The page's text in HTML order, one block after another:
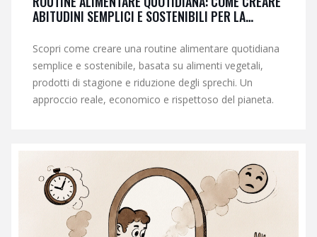
ABITUDINI SEMPLICI E SOSTENIBILI PER LA
Scopri come creare una routine alimentare quotidiana
semplice e sostenibile, basata su alimenti vegetali,
prodotti di stagione e riduzione degli sprechi. Un
approccio reale, economico e rispettoso del pianeta.